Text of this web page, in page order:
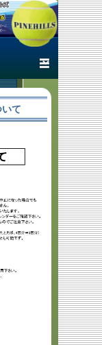
ン
ズ
て